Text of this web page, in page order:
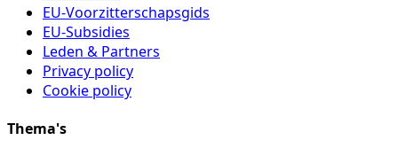
EU-Voorzitterschapsgids
EU-Subsidies
Leden & Partners
Privacy policy
Cookie policy
Thema's